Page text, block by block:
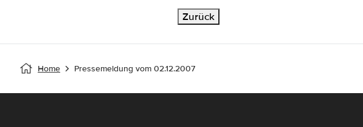
Home Pressemeldung vom 02.12.2007